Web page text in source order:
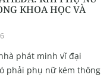
KHOA HỌC VÀ
phát minh vĩ đại
phải phụ nữ kém thông